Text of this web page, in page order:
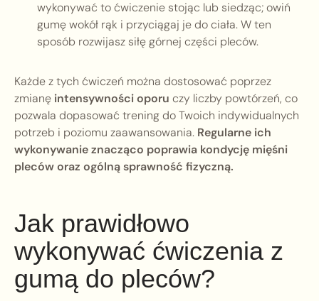
wykonywać to ćwiczenie stojąc lub siedząc; owiń
gumę wokół rąk i przyciągaj je do ciała. W ten
sposób rozwijasz siłę górnej części pleców.
Każde z tych ćwiczeń można dostosować poprzez
zmianę intensywności oporu czy liczby powtórzeń, co
pozwala dopasować trening do Twoich indywidualnych
potrzeb i poziomu zaawansowania. Regularne ich
wykonywanie znacząco poprawia kondycję mięśni
pleców oraz ogólną sprawność fizyczną.
Jak prawidłowo
wykonywać ćwiczenia z
gumą do pleców?